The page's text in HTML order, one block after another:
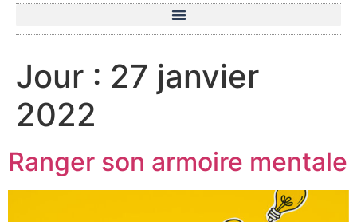
Jour : 27 janvier
2022
Ranger son armoire mentale